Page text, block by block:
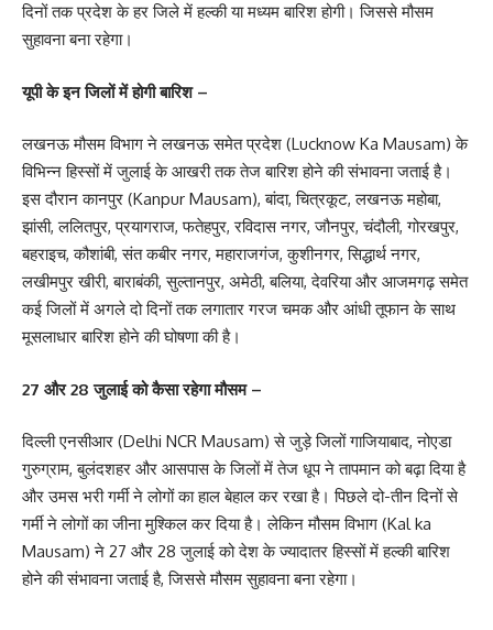
दिनों तक प्रदेश के हर जिले में हल्की या मध्यम बारिश होगी। जिससे मौसम
सुहावना बना रहेगा।
यूपी के इन जिलों में होगी बारिश –
लखनऊ मौसम विभाग ने लखनऊ समेत प्रदेश (Lucknow Ka Mausam) के
विभिन्न हिस्सों में जुलाई के आखरी तक तेज बारिश होने की संभावना जताई है।
इस दौरान कानपुर (Kanpur Mausam), बांदा, चित्रकूट, लखनऊ महोबा,
झांसी, ललितपुर, प्रयागराज, फतेहपुर, रविदास नगर, जौनपुर, चंदौली, गोरखपुर,
बहराइच, कौशांबी, संत कबीर नगर, महाराजगंज, कुशीनगर, सिद्धार्थ नगर,
लखीमपुर खीरी, बाराबंकी, सुल्तानपुर, अमेठी, बलिया, देवरिया और आजमगढ़ समेत
कई जिलों में अगले दो दिनों तक लगातार गरज चमक और आंधी तूफान के साथ
मूसलाधार बारिश होने की घोषणा की है।
27 और 28 जुलाई को कैसा रहेगा मौसम –
दिल्ली एनसीआर (Delhi NCR Mausam) से जुड़े जिलों गाजियाबाद, नोएडा
गुरुग्राम, बुलंदशहर और आसपास के जिलों में तेज धूप ने तापमान को बढ़ा दिया है
और उमस भरी गर्मी ने लोगों का हाल बेहाल कर रखा है। पिछले दो-तीन दिनों से
गर्मी ने लोगों का जीना मुश्किल कर दिया है। लेकिन मौसम विभाग (Kal ka
Mausam) ने 27 और 28 जुलाई को देश के ज्यादातर हिस्सों में हल्की बारिश
होने की संभावना जताई है, जिससे मौसम सुहावना बना रहेगा।